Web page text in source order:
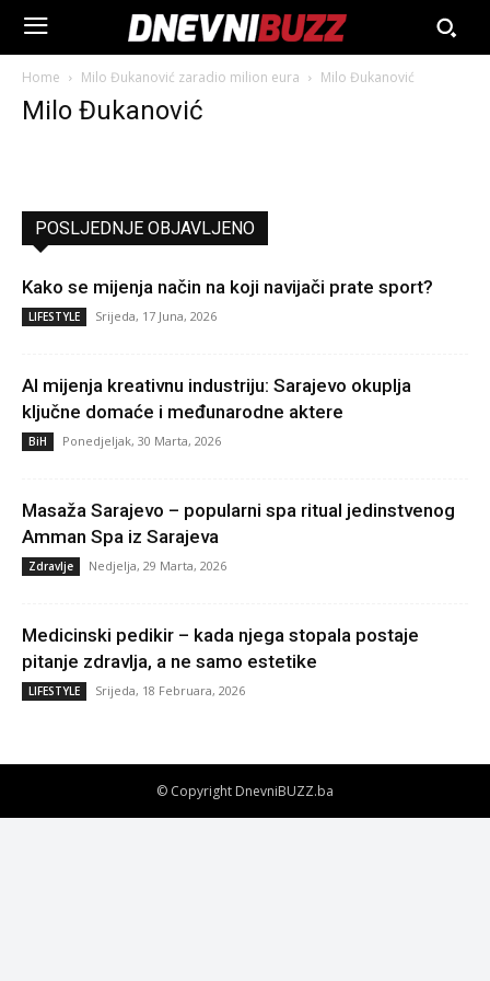
Home Milo Đukanović zaradio milion eura Milo Đukanović
Milo Đukanović
POSLJEDNJE OBJAVLJENO
Kako se mijenja način na koji navijači prate sport?
LIFESTYLE Srijeda, 17 Juna, 2026
AI mijenja kreativnu industriju: Sarajevo okuplja
ključne domaće i međunarodne aktere
BiH Ponedjeljak, 30 Marta, 2026
Masaža Sarajevo – popularni spa ritual jedinstvenog
Amman Spa iz Sarajeva
Zdravlje Nedjelja, 29 Marta, 2026
Medicinski pedikir – kada njega stopala postaje
pitanje zdravlja, a ne samo estetike
LIFESTYLE Srijeda, 18 Februara, 2026
© Copyright DnevniBUZZ.ba